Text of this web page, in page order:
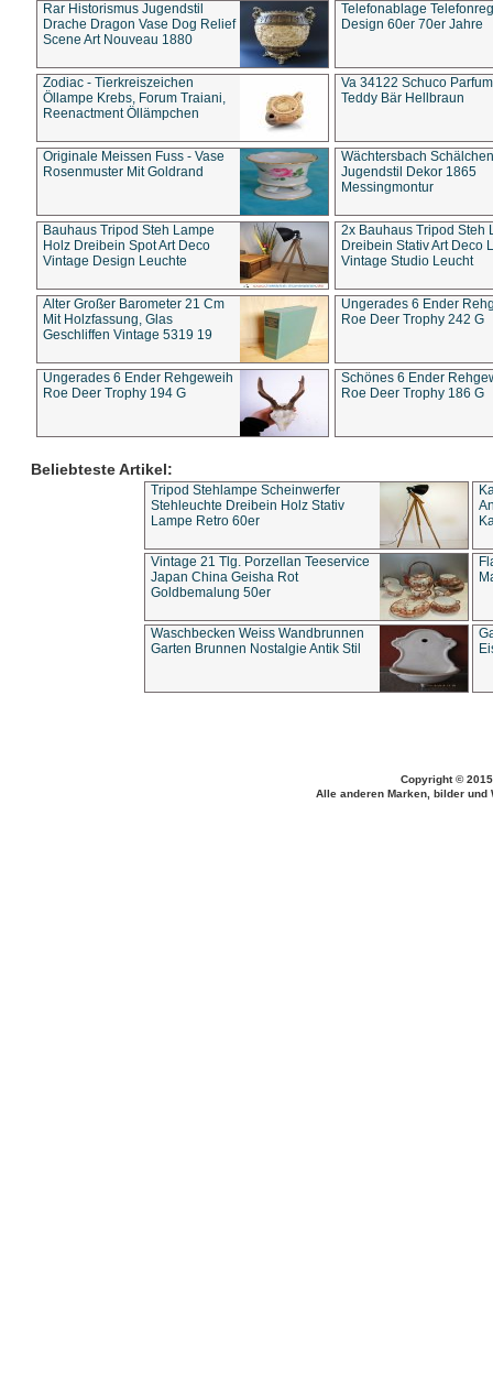
Rar Historismus Jugendstil
Drache Dragon Vase Dog Relief
Scene Art Nouveau 1880
Telefonablage
Design 60er 70er Jahre
Zodiac - Tierkreiszeichen
Öllampe Krebs, Forum Traiani,
Reenactment Öllämpchen
Va 34122 Schuco
Teddy Bär Hellbraun
Originale Meissen Fuss - Vase
Rosenmuster Mit Goldrand
Wächtersbach Schälchen
Jugendstil Dekor 1865
Messingmontur
Bauhaus Tripod Steh Lampe
Holz Dreibein Spot Art Deco
Vintage Design Leuchte
2x Bauhaus Tripod Steh
Dreibein Stativ Art Deco
Vintage Studio Leucht
Alter Großer Barometer 21 Cm
Mit Holzfassung, Glas
Geschliffen Vintage 5319 19
Ungerades 6 Ender
Roe Deer Trophy 242 G
Ungerades 6 Ender Rehgeweih
Roe Deer Trophy 194 G
Schönes 6 Ender
Roe Deer Trophy 186 G
Beliebteste Artikel:
Tripod Stehlampe Scheinwerfer
Stehleuchte Dreibein Holz Stativ
Lampe Retro 60er
Vintage 21 Tlg. Porzellan Teeservice
Japan China Geisha Rot
Goldbemalung 50er
Waschbecken Weiss Wandbrunnen
Garten Brunnen Nostalgie Antik Stil
Copyright ©
Alle anderen Marken, bilder und